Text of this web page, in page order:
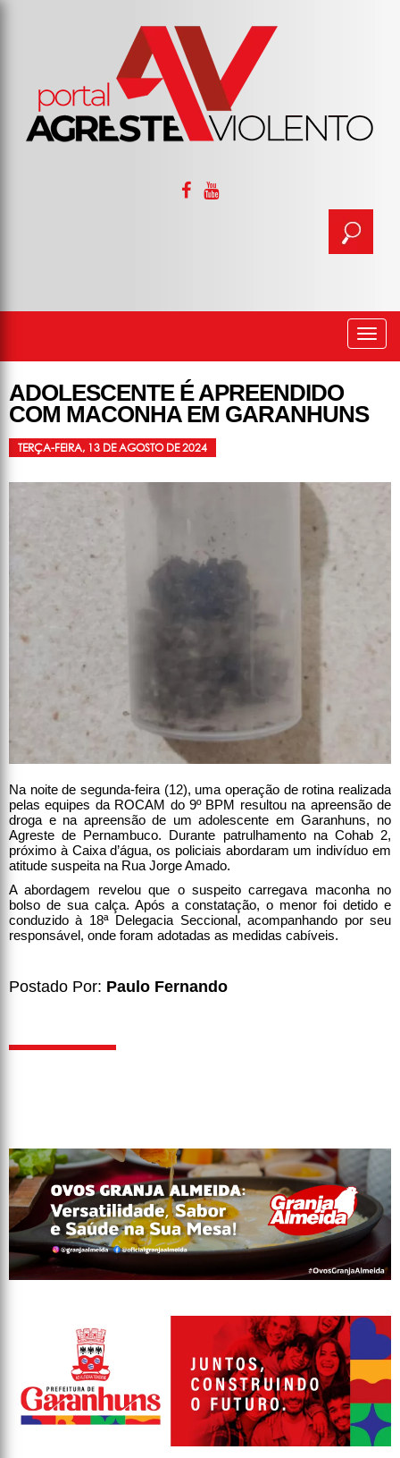
ADOLESCENTE É APREENDIDO
COM MACONHA EM GARANHUNS
TERÇA-FEIRA, 13 DE AGOSTO DE 2024
Na noite de segunda-feira (12), uma operação de rotina realizada
pelas equipes da ROCAM do 9º BPM resultou na apreensão de
droga e na apreensão de um adolescente em Garanhuns, no
Agreste de Pernambuco. Durante patrulhamento na Cohab 2,
próximo à Caixa d’água, os policiais abordaram um indivíduo em
atitude suspeita na Rua Jorge Amado.
A abordagem revelou que o suspeito carregava maconha no
bolso de sua calça. Após a constatação, o menor foi detido e
conduzido à 18ª Delegacia Seccional, acompanhando por seu
responsável, onde foram adotadas as medidas cabíveis.
Postado Por: Paulo Fernando